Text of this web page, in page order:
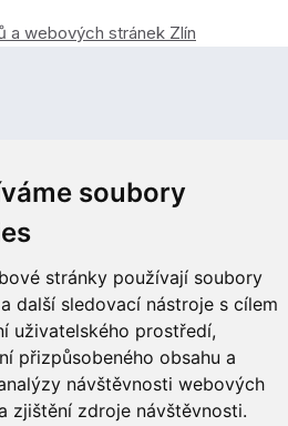
soubory
stránky používají soubory
další sledovací nástroje s cílem
uživatelského prostředí,
přizpůsobeného obsahu a
návštěvnosti webových
zjištění zdroje návštěvnosti.
a webových stránek Zlín